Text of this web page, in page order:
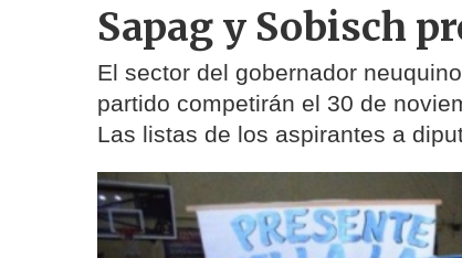
Sapag y Sobisch
El sector del gobernador
partido competirán el 30 de
Las listas de los aspirantes a